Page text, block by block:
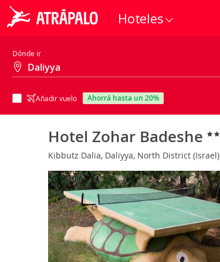
Hoteles
Dónde ir
Añadir vuelo ahorrá hasta un 20%
Hotel Zohar Badeshe
Kibbutz Dalia, Daliyya, North District (Israel)